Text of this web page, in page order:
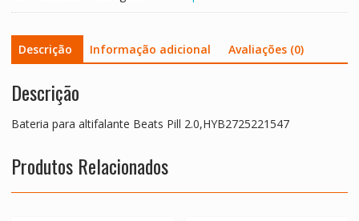
Descrição Informação adicional Avaliações (0)
Descrição
Bateria para altifalante Beats Pill 2.0,HYB2725221547
Produtos Relacionados